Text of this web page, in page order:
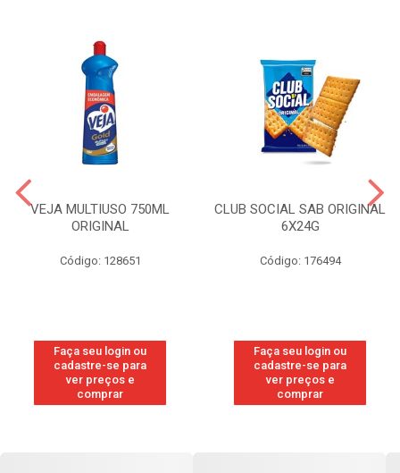
VEJA MULTIUSO 750ML
ORIGINAL
Código: 128651
Faça seu login ou
cadastre-se para
ver preços e
comprar
CLUB SOCIAL SAB ORIGINAL
6X24G
Código: 176494
Faça seu login ou
cadastre-se para
ver preços e
comprar